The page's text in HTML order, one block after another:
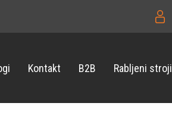
Kontakt B2B Rabljeni stroji